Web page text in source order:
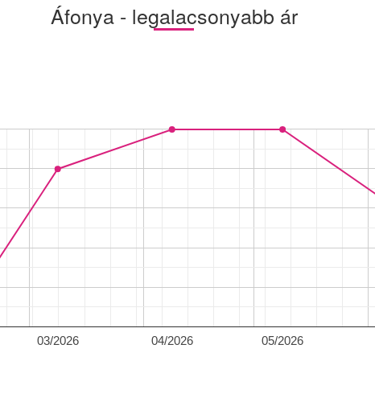
Áfonya - legalacsonyabb ár
03/2026 04/2026 05/2026